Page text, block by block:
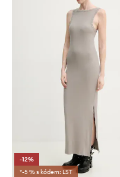
-12%
*-5 % s kódem: LST